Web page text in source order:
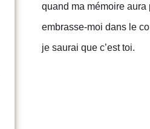
quand ma mémoire aura
embrasse-moi dans le
je saurai que c’est toi.